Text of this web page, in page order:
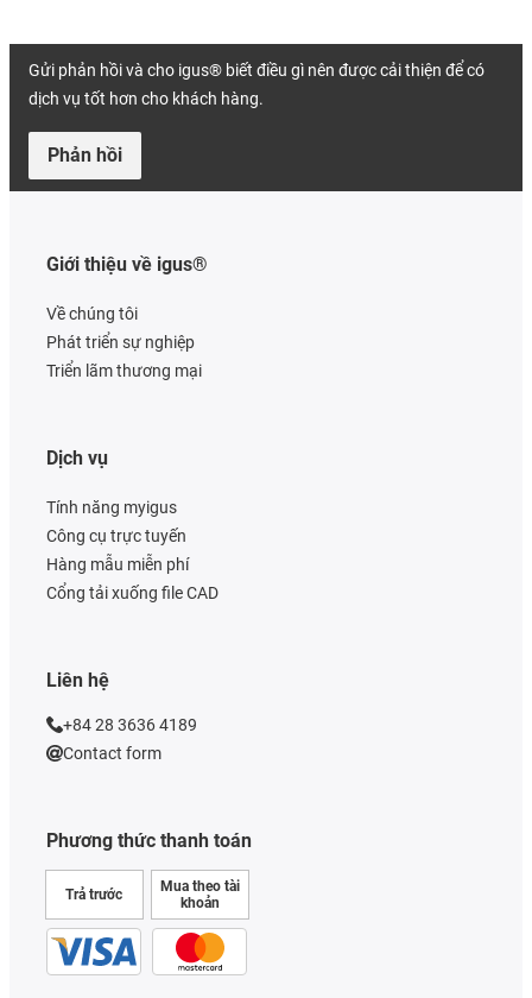
Gửi phản hồi và cho igus® biết điều gì nên được cải thiện để có
dịch vụ tốt hơn cho khách hàng.
Phản hồi
Giới thiệu về igus®
Về chúng tôi
Phát triển sự nghiệp
Triển lãm thương mại
Phương thức thanh toán
Trả trước
Mua theo tài
khoản
Dịch vụ
Tính năng myigus
Công cụ trực tuyến
Hàng mẫu miễn phí
Cổng tải xuống file CAD
Liên hệ
+84 28 3636 4189
Contact form